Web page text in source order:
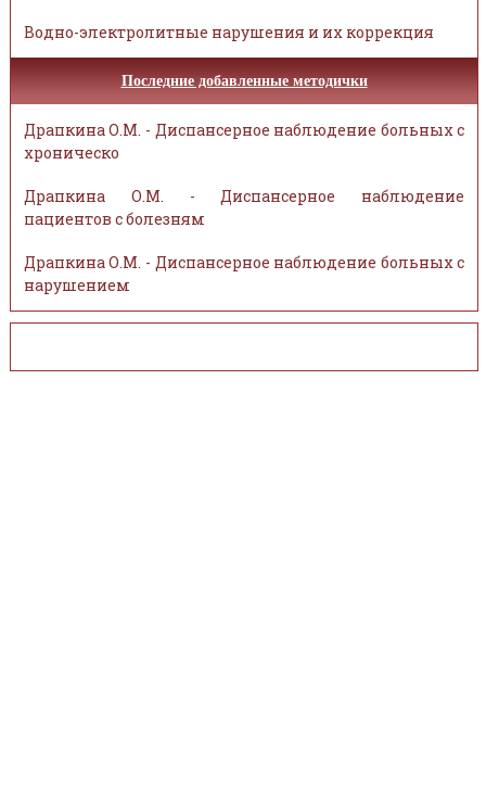
Водно-электролитные нарушения и их коррекция
Последние добавленные методички
Драпкина О.М. - Диспансерное наблюдение больных с
хроническо
Драпкина О.М. - Диспансерное наблюдение
пациентов с болезням
Драпкина О.М. - Диспансерное наблюдение больных с
нарушением